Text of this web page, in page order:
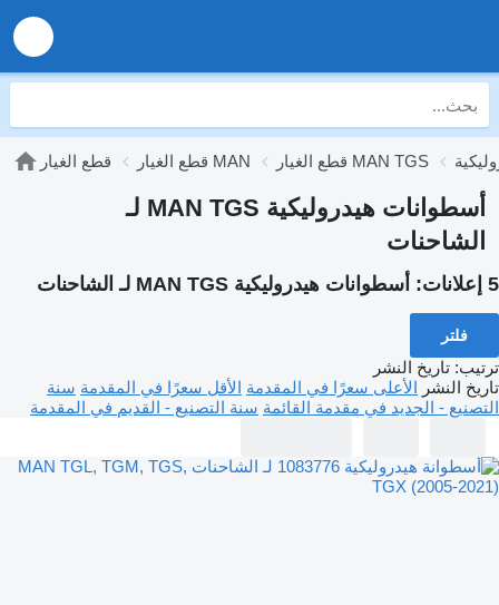
قطع الغيار قطع الغيار MAN قطع الغيار MAN TGS
أسطوانات هيدروليكية MAN TGS لـ
الشاحنات
5 إعلانات: أسطوانات هيدروليكية MAN TGS لـ الشاحنات
فلتر
ترتيب: تاريخ النشر
تاريخ النشر الأعلى سعرًا في المقدمة الأقل سعرًا في المقدمة سنة
التصنيع - الجديد في مقدمة القائمة سنة التصنيع - القديم في المقدمة